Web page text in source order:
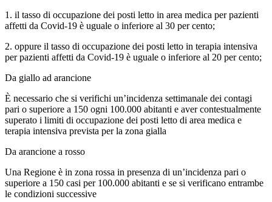
1. il tasso di occupazione dei posti letto in area medica per pazienti
affetti da Covid-19 è uguale o inferiore al 30 per cento;
2. oppure il tasso di occupazione dei posti letto in terapia intensiva
per pazienti affetti da Covid-19 è uguale o inferiore al 20 per cento;
Da giallo ad arancione
È necessario che si verifichi un’incidenza settimanale dei contagi
pari o superiore a 150 ogni 100.000 abitanti e aver contestualmente
superato i limiti di occupazione dei posti letto di area medica e
terapia intensiva prevista per la zona gialla
Da arancione a rosso
Una Regione è in zona rossa in presenza di un’incidenza pari o
superiore a 150 casi per 100.000 abitanti e se si verificano entrambe
le condizioni successive